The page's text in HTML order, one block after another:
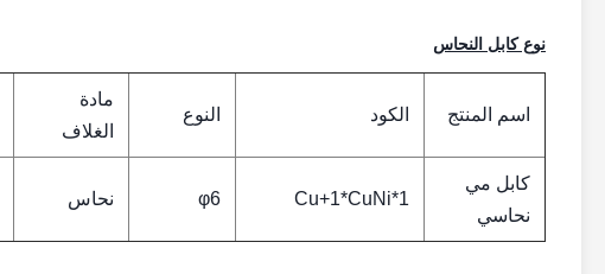
نوع كابل النحاس
اسم المنتج الكود النوع
مادة
الغلاف
كابل مي
نحاسي
1*Cu+1*CuNi
φ6 نحاس